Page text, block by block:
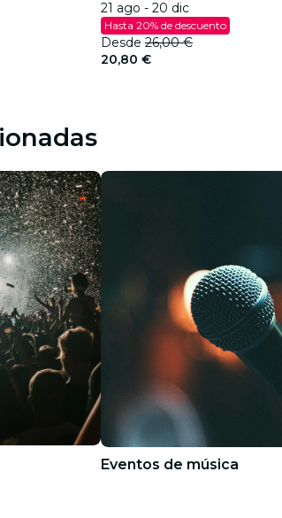
21 ago - 20 dic
Hasta 20% de descuento
Desde 26,00 €
20,80 €
Eventos de música